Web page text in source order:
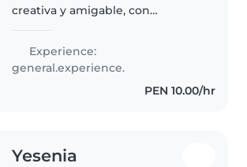
creativa y amigable, con
todas las edades. Me encanta
leer cuentos, hacer
manualidades y enseñar idiomas.
Experience:
general.experience.
PEN 10.00/hr
Yesenia